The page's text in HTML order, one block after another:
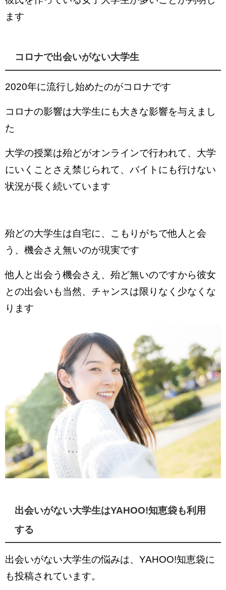
ます
コロナで出会いがない大学生
2020年に流行し始めたのがコロナです
コロナの影響は大学生にも大きな影響を与えまし
た
大学の授業は殆どがオンラインで行われて、大学
にいくことさえ禁じられて、バイトにも行けない
状況が長く続いています
殆どの大学生は自宅に、こもりがちで他人と会
う、機会さえ無いのが現実です
他人と出会う機会さえ、殆ど無いのですから彼女
との出会いも当然、チャンスは限りなく少なくな
ります
出会いがない大学生はYAHOO!知恵袋も利用
する
出会いがない大学生の悩みは、YAHOO!知恵袋に
も投稿されています。